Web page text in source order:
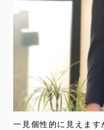
一見個性的に見えま